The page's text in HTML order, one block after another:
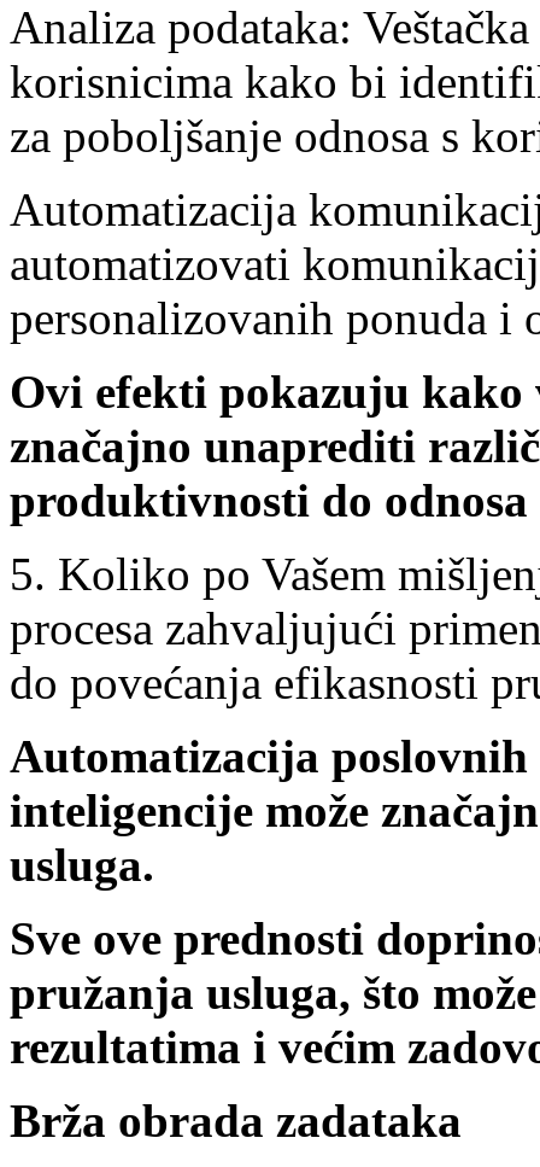
Analiza podataka:
korisnicima kako bi
za poboljšanje odnosa s
Automatizacija
automatizovati
personalizovanih ponuda i
Ovi efekti pokazuju kako
značajno unaprediti
produktivnosti do
5. Koliko po Vašem
procesa zahvaljujući
do povećanja efikasnosti
Automatizacija poslovnih
inteligencije može
usluga.
Sve ove prednosti
pružanja usluga, što
rezultatima i većim
Brža obrada zadataka